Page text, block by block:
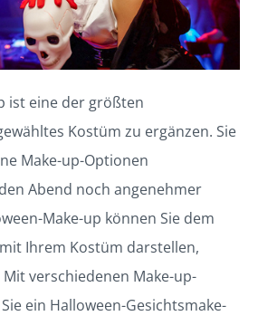
ist eine der größten
Kostüm zu ergänzen. Sie
Make-up-Optionen
Abend noch angenehmer
Make-up können Sie dem
Ihrem Kostüm darstellen,
verschiedenen Make-up-
ein Halloween-Gesichtsmake-